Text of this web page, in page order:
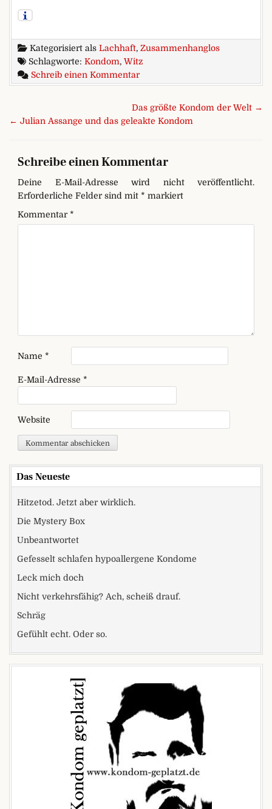
Kategorisiert als Lachhaft, Zusammenhanglos
Schlagworte: Kondom, Witz
Schreib einen Kommentarzu Kondom gefunden
BeitragsnavigationDas größte Kondom der Welt →
← Julian Assange und das geleakte Kondom
Schreibe einen Kommentar
Deine E-Mail-Adresse wird nicht veröffentlicht.
Erforderliche Felder sind mit * markiert
Kommentar *
Name *
E-Mail-Adresse *
Website
Das Neueste
Hitzetod. Jetzt aber wirklich.
Die Mystery Box
Unbeantwortet
Gefesselt schlafen hypoallergene Kondome
Leck mich doch
Nicht verkehrsfähig? Ach, scheiß drauf.
Schräg
Gefühlt echt. Oder so.